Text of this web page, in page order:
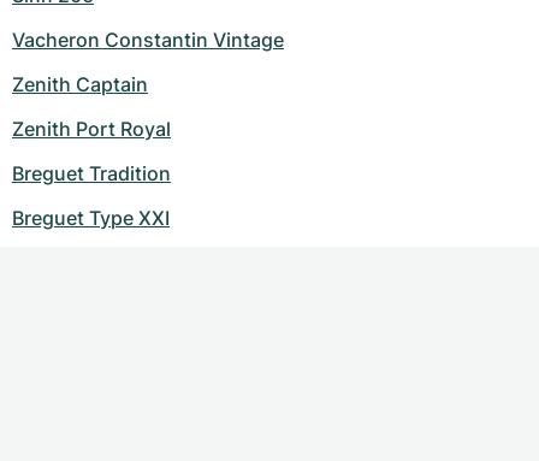
Vacheron Constantin Vintage
Zenith Captain
Zenith Port Royal
Breguet Tradition
Breguet Type XXI